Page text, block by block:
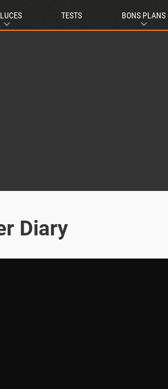
TESTS BONS PLANS
Diary